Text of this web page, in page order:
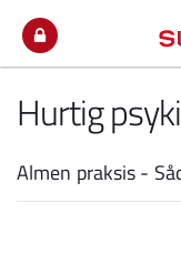
Hurtig
Almen praksis -